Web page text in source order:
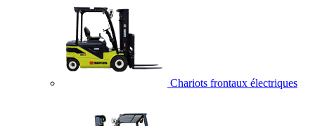
Chariots frontaux électriques